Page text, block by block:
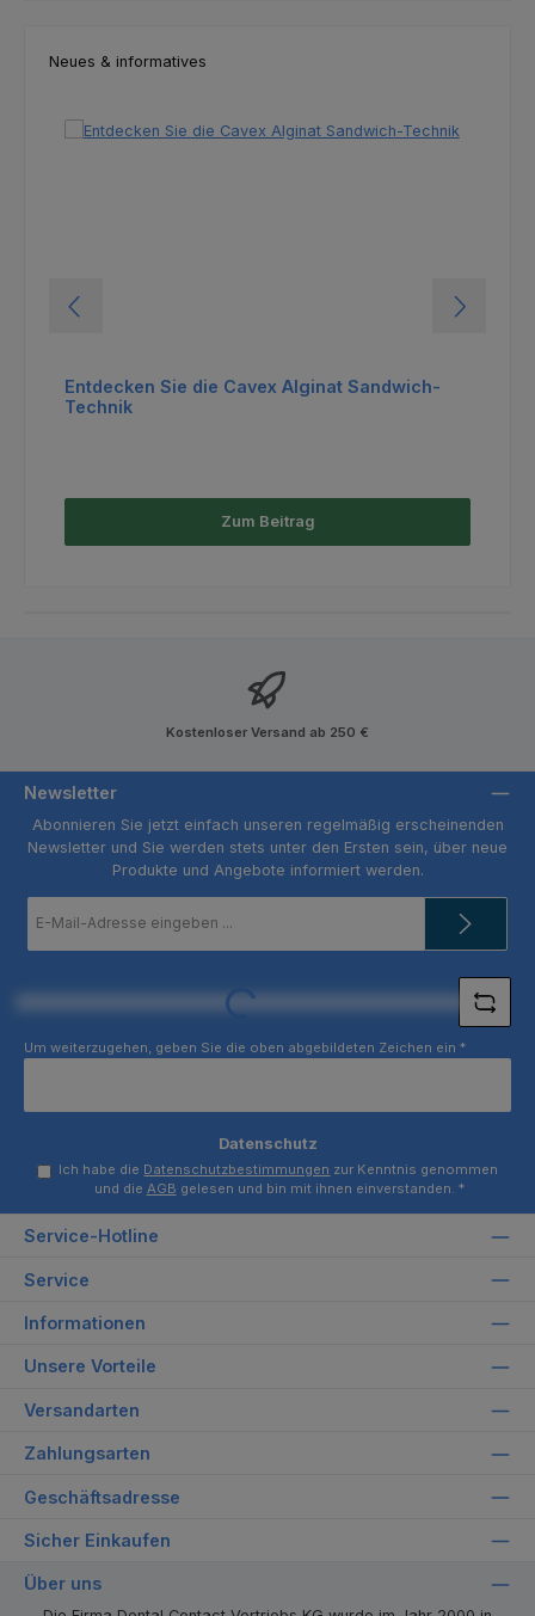
Neues & informatives
Entdecken Sie die Cavex Alginat Sandwich-
Technik
Zum Beitrag
Kostenloser Versand ab 250 €
Newsletter
Abonnieren Sie jetzt einfach unseren regelmäßig erscheinenden
Newsletter und Sie werden stets unter den Ersten sein, über neue
Produkte und Angebote informiert werden.
Mail-
Loading...
Um weiterzugehen, geben Sie die oben abgebildeten Zeichen ein *
Datenschutz
Ich habe die Datenschutzbestimmungen zur Kenntnis genommen
und die AGB gelesen und bin mit ihnen einverstanden. *
Service-Hotline
Service
Informationen
Unsere Vorteile
Versandarten
Zahlungsarten
Geschäftsadresse
Sicher Einkaufen
Über uns